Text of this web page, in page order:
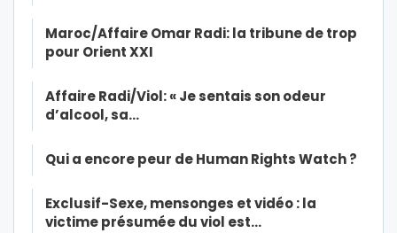
Maroc/Affaire Omar Radi: la tribune de trop
pour Orient XXI
Affaire Radi/Viol: « Je sentais son odeur
d’alcool, sa…
Qui a encore peur de Human Rights Watch ?
Exclusif-Sexe, mensonges et vidéo : la
victime présumée du viol est…